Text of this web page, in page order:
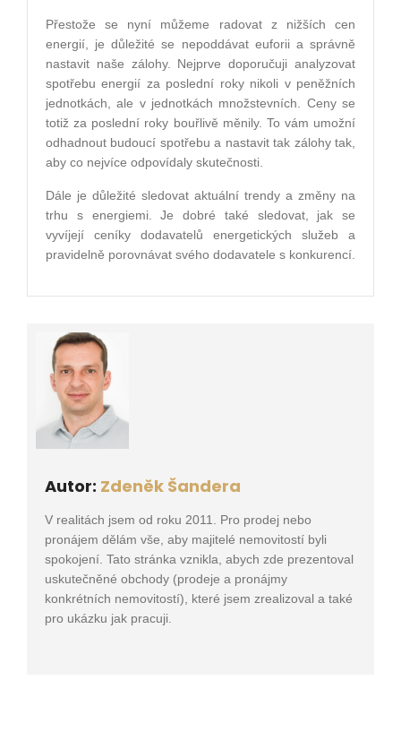
Přestože se nyní můžeme radovat z nižších cen
energií, je důležité se nepoddávat euforii a správně
nastavit naše zálohy. Nejprve doporučuji analyzovat
spotřebu energií za poslední roky nikoli v peněžních
jednotkách, ale v jednotkách množstevních. Ceny se
totiž za poslední roky bouřlivě měnily. To vám umožní
odhadnout budoucí spotřebu a nastavit tak zálohy tak,
aby co nejvíce odpovídaly skutečnosti.
Dále je důležité sledovat aktuální trendy a změny na
trhu s energiemi. Je dobré také sledovat, jak se
vyvíjejí ceníky dodavatelů energetických služeb a
pravidelně porovnávat svého dodavatele s konkurencí.
Autor: Zdeněk Šandera
V realitách jsem od roku 2011. Pro prodej nebo
pronájem dělám vše, aby majitelé nemovitostí byli
spokojení. Tato stránka vznikla, abych zde prezentoval
uskutečněné obchody (prodeje a pronájmy
konkrétních nemovitostí), které jsem zrealizoval a také
pro ukázku jak pracuji.